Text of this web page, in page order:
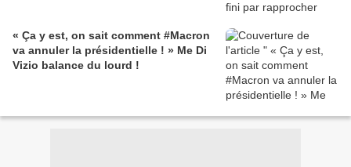
« Ça y est, on sait comment #Macron
va annuler la présidentielle ! » Me Di
Vizio balance du lourd !